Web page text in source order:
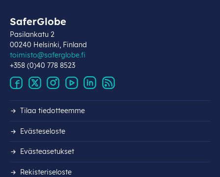
SaferGlobe
Pasilankatu 2
00240 Helsinki, Finland
toimisto@saferglobe.fi
+358 (0)40 778 8523
Tilaa tiedotteemme
Evästeseloste
Evästeasetukset
Rekisteri­seloste